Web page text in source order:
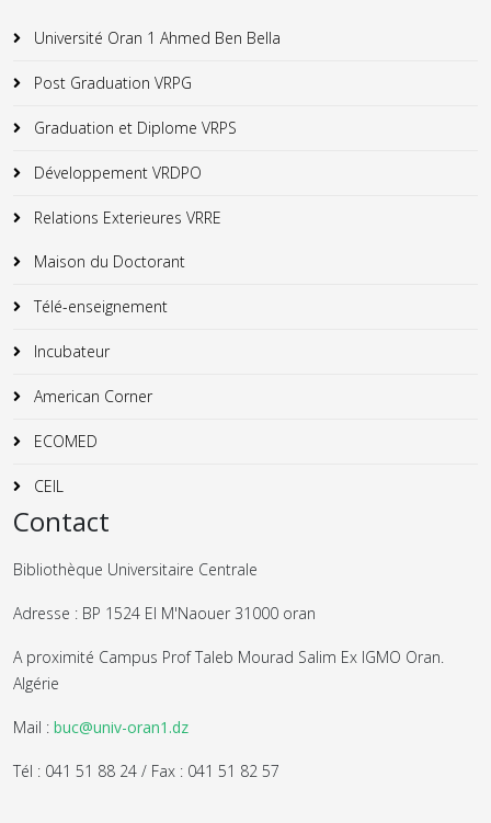
Université Oran 1 Ahmed Ben Bella
Post Graduation VRPG
Graduation et Diplome VRPS
Développement VRDPO
Relations Exterieures VRRE
Maison du Doctorant
Télé-enseignement
Incubateur
American Corner
ECOMED
CEIL
Contact
Bibliothèque Universitaire Centrale
Adresse : BP 1524 El M'Naouer 31000 oran
A proximité Campus Prof Taleb Mourad Salim Ex IGMO Oran.
Algérie
Mail : buc@univ-oran1.dz
Tél : 041 51 88 24 / Fax : 041 51 82 57